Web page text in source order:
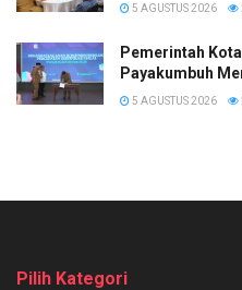
5 AGUSTUS 2026
Pemerintah Kota
Payakumbuh
5 AGUSTUS 2026
Pilih Kategori